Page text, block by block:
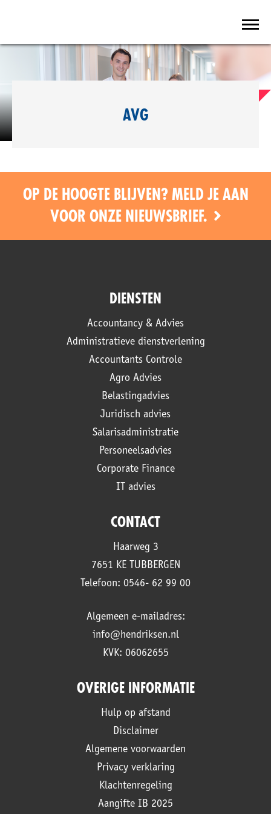
AVG
OP DE HOOGTE BLIJVEN? MELD JE AAN
VOOR ONZE NIEUWSBRIEF.
DIENSTEN
Accountancy & Advies
Administratieve dienstverlening
Accountants Controle
Agro Advies
Belastingadvies
Juridisch advies
Salarisadministratie
Personeelsadvies
Corporate Finance
IT advies
CONTACT
Haarweg 3
7651 KE TUBBERGEN
Telefoon: 0546- 62 99 00
Algemeen e-mailadres:
info@hendriksen.nl
KVK: 06062655
OVERIGE INFORMATIE
Hulp op afstand
Disclaimer
Algemene voorwaarden
Privacy verklaring
Klachtenregeling
Aangifte IB 2025